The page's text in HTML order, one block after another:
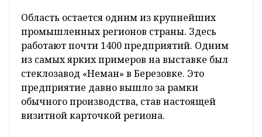
Область остается одним из крупнейших
промышленных регионов страны. Здесь
работают почти 1400 предприятий. Одним
из самых ярких примеров на выставке был
стеклозавод «Неман» в Березовке. Это
предприятие давно вышло за рамки
обычного производства, став настоящей
визитной карточкой региона.